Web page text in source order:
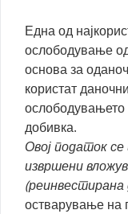
Една од
ослободување
основа за
користат
добивка.
Овој податок
извршени
(реинвестирана
остварување на